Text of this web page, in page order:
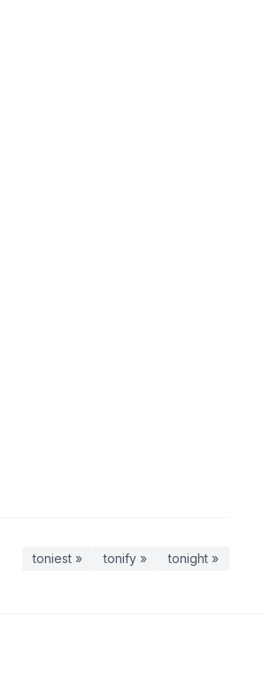
toniest » tonify » tonight »